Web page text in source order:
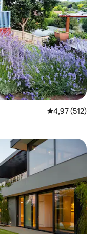
4,97 de uma
4,97 (512)